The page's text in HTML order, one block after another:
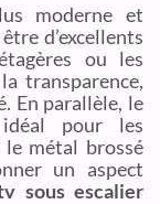
moderne et
d’excellents
ou les
transparence,
En parallèle, le
pour les
métal brossé
un aspect
sous escalier